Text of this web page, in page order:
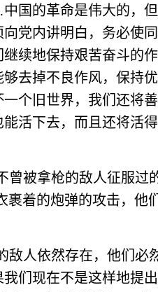
的革命是伟大的，但
党内讲明白，务必使
续地保持艰苦奋斗的
去掉不良作风，保持
个旧世界，我们还将
活下去，而且还将活
被拿枪的敌人征服过
着的炮弹的攻击，他
人依然存在，他们必
们现在不是这样地提